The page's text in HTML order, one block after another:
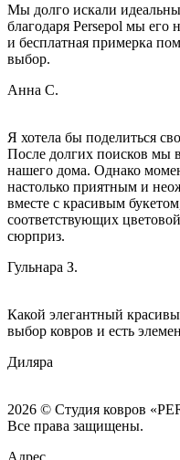
Мы долго искали
благодаря Persepol мы
и бесплатная примерка
выбор.
Анна С.
Я хотела бы поделиться
После долгих поисков мы
нашего дома. Однако
настолько приятным и
вместе с красивым
соответствующих
сюрприз.
Гульнара З.
Какой элегантный
выбор ковров и есть
Диляра
2026 © Студия ковров
Все права защищены.
Адрес